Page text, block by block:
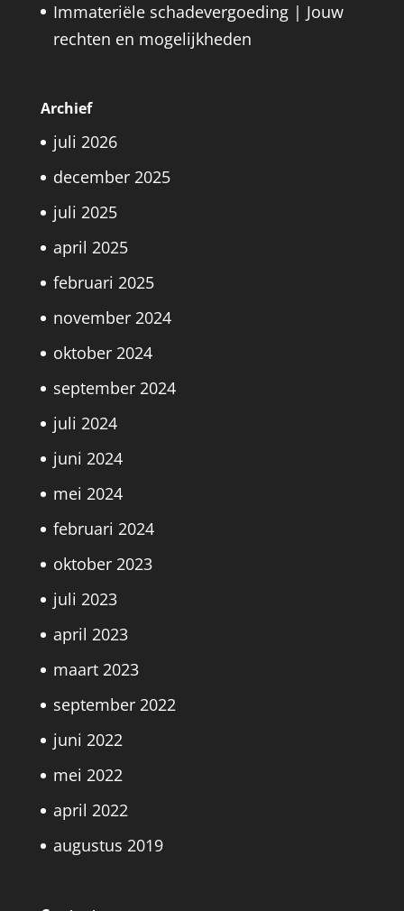
Immateriële schadevergoeding | Jouw
rechten en mogelijkheden
Archief
juli 2026
december 2025
juli 2025
april 2025
februari 2025
november 2024
oktober 2024
september 2024
juli 2024
juni 2024
mei 2024
februari 2024
oktober 2023
juli 2023
april 2023
maart 2023
september 2022
juni 2022
mei 2022
april 2022
augustus 2019